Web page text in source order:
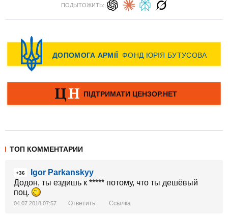
ПОДЫТОЖИТЬ:
ТОП КОММЕНТАРИИ
+36
Igor Parkanskyy
Додон, ты ездишь к ***** потому, что ты дешёвый
поц.
04.07.2018 07:57 Ответить Ссылка